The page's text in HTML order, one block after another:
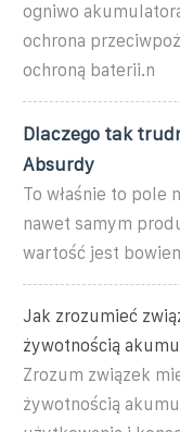
ogniwo
ochrona
ochroną baterii.n
Dlaczego tak
Absurdy
To właśnie to pole
nawet samym
wartość jest
Jak zrozumieć
żywotnością
Zrozum związek
żywotnością